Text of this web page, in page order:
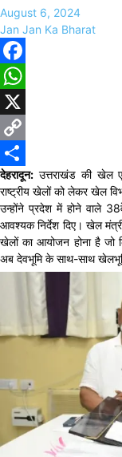
August 6, 2024
Jan Jan Ka Bharat
Facebook
WhatsApp
X
Copy
Link
Share
देहरादून: उत्तराखंड की खेल
राष्ट्रीय खेलों को लेकर खेल
उन्होंने प्रदेश में होने वाले
आवश्यक निर्देश दिए। खेल
खेलों का आयोजन होना है जो
अब देवभूमि के साथ-साथ